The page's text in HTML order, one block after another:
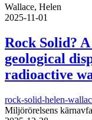
Wallace, Helen
2025-11-01
Rock Solid?
geological
radioactive
rock-solid-helen-
Miljörörelsens